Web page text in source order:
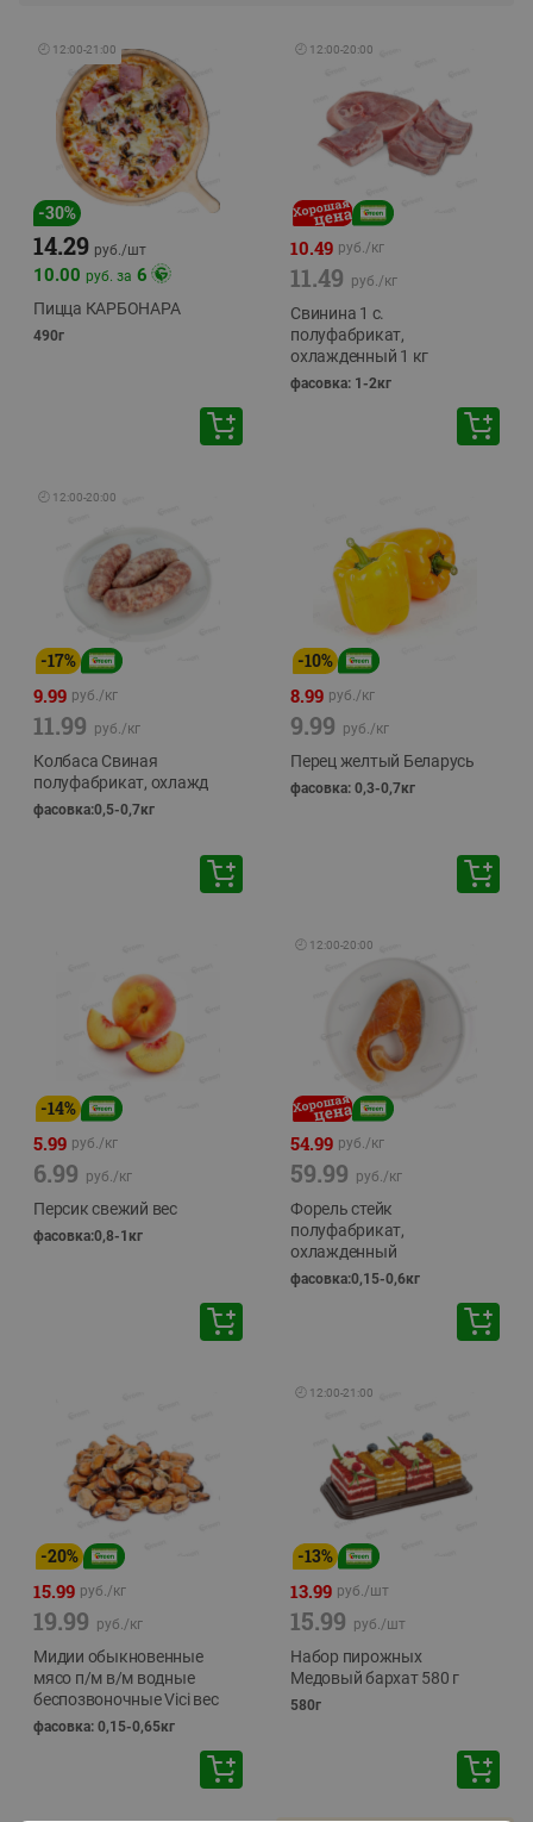
🕘 12:00-21:00
-30%
14.29 руб./шт
10.00 руб. за 6
Пицца КАРБОНАРА
490г
🕘 12:00-20:00
10.49 руб./кг
11.49 руб./кг
Свинина 1 с.
полуфабрикат,
охлажденный 1 кг
фасовка: 1-2кг
🕘 12:00-20:00
-17%
9.99 руб./кг
11.99 руб./кг
Колбаса Свиная
полуфабрикат, охлажд
фасовка:0,5-0,7кг
-10%
8.99 руб./кг
9.99 руб./кг
Перец желтый Беларусь
фасовка: 0,3-0,7кг
-14%
5.99 руб./кг
6.99 руб./кг
Персик свежий вес
фасовка:0,8-1кг
🕘 12:00-20:00
54.99 руб./кг
59.99 руб./кг
Форель стейк
полуфабрикат,
охлажденный
фасовка:0,15-0,6кг
-20%
15.99 руб./кг
19.99 руб./кг
Мидии обыкновенные
мясо п/м в/м водные
беспозвоночные Vici вес
фасовка: 0,15-0,65кг
🕘 12:00-21:00
-13%
13.99 руб./шт
15.99 руб./шт
Набор пирожных
Медовый бархат 580 г
580г